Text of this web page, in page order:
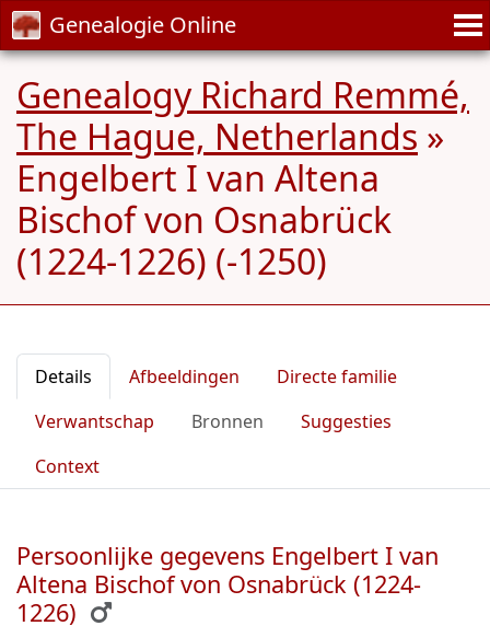
Genealogie Online
Genealogy Richard Remmé,
The Hague, Netherlands »
Engelbert I van Altena
Bischof von Osnabrück
(1224-1226) (-1250)
Details Afbeeldingen
Directe familie
Verwantschap
Bronnen
Suggesties
Context
Persoonlijke gegevens Engelbert I van
Altena Bischof von Osnabrück (1224-
1226)